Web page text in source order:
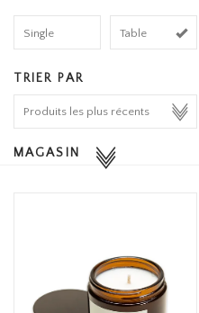
ACCESSOIRES
HOMEWARE
Single Table
TRIER PAR
MAGASIN